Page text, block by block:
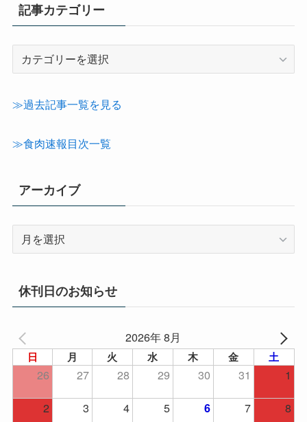
記事カテゴリー
テ
≫過去記事一覧を見る
≫食肉速報目次一覧
アーカイブ
イ
ブ
休刊日のお知らせ
2026年 8月
日 月 火 水 木 金 土
26 27 28 29 30 31
1
2
3 4 5 6 7
8